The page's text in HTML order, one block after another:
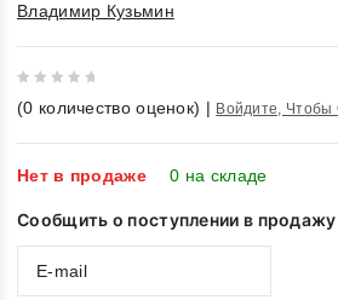
Владимир Кузьмин
out
of
5
(0 количество оценок) | Войдите, Чтобы
Нет в продаже 0 на складе
Сообщить о поступлении в продажу